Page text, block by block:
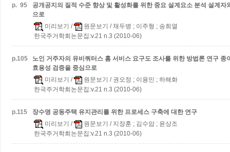
p. 95 공개공지의 질적 수준 향상 및 활성화를 위한 중요 설계요소 분석 설계자
으로
미리보기 / 원문보기 / 채두병 ; 이주형 ; 송희열
한국주거학회논문집:v.21 n.3 (2010-06)
p.105 노인 거주자의 유비쿼터스 홈 서비스 요구도 조사를 위한 방법론 연구 종
효용성 검증을 중심으로
미리보기 / 원문보기 / 권오정 ; 이용민 ; 하해화
한국주거학회논문집:v.21 n.3 (2010-06)
p.115
장수명 공동주택 유지관리를 위한 프로세스 구축에 대한 연구
미리보기 / 원문보기 / 지장훈 ; 김수암 ; 윤상조
한국주거학회논문집:v.21 n.3 (2010-06)